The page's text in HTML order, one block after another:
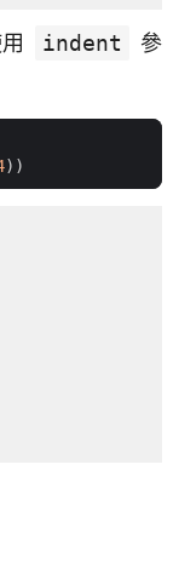
indent
參
))